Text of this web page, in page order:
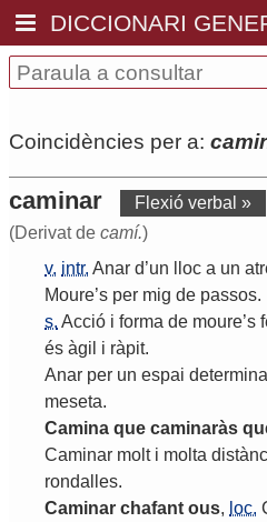
DICCIONARI
Coincidències per a:
caminar
Flexió verbal »
(Derivat de camí.)
v. intr. Anar d’un lloc a un
Moure’s per mig de passos.
s. Acció i forma de moure’s
és àgil i ràpit.
Anar per un espai
meseta.
Camina que caminaràs
Caminar molt i molta
rondalles.
Caminar chafant ous, loc.